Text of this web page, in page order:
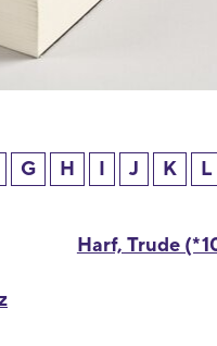
G H I J K L
Harf, Trude